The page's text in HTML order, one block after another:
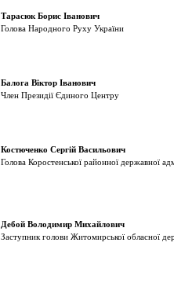
Тарасюк Борис Іванович
Голова Народного Руху України
Балога Віктор Іванович
Член Президії Єдиного Центру
Костюченко Сергій Васильович
Голова Коростенської районної державної
Дебой Володимир Михайлович
Заступник голови Житомирської обласної